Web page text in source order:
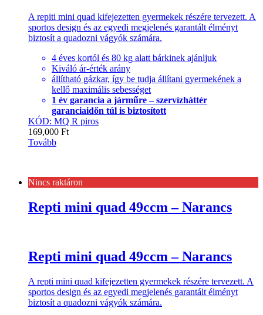
A repiti mini quad kifejezetten gyermekek részére tervezett. A
sportos design és az egyedi megjelenés garantált élményt
biztosít a quadozni vágyók számára.
4 éves kortól és 80 kg alatt bárkinek ajánljuk
Kiváló ár-érték arány
állítható gázkar, így be tudja állítani gyermekének a
kellő maximális sebességet
1 év garancia a járműre – szervízháttér
garanciaidőn túl is biztosított
KÓD: MQ R piros
169,000 Ft
Tovább
Nincs raktáron
Repti mini quad 49ccm – Narancs
Repti mini quad 49ccm – Narancs
A repti mini quad kifejezetten gyermekek részére tervezett. A
sportos design és az egyedi megjelenés garantált élményt
biztosít a quadozni vágyók számára.